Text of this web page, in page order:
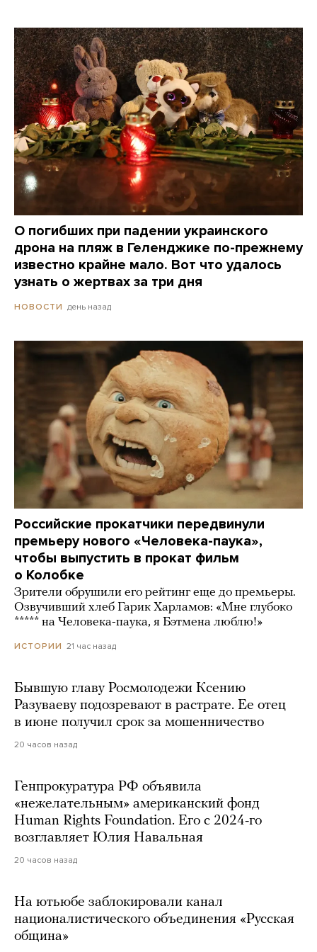
О погибших при падении украинского
дрона на пляж в Геленджике по-прежнему
известно крайне мало. Вот что удалось
узнать о жертвах за три дня
НОВОСТИ день назад
Российские прокатчики передвинули
премьеру нового «Человека-паука»,
чтобы выпустить в прокат фильм
о Колобке
Зрители обрушили его рейтинг еще до премьеры.
Озвучивший хлеб Гарик Харламов: «Мне глубоко
***** на Человека-паука, я Бэтмена люблю!»
ИСТОРИИ 21 час назад
Бывшую главу Росмолодежи Ксению
Разуваеву подозревают в растрате. Ее отец
в июне получил срок за мошенничество
20 часов назад
Генпрокуратура РФ объявила
«нежелательным» американский фонд
Human Rights Foundation. Его с 2024-го
возглавляет Юлия Навальная
20 часов назад
На ютьюбе заблокировали канал
националистического объединения «Русская
община»